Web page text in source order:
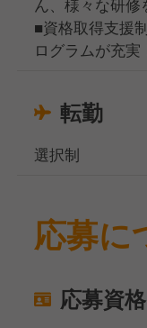
ん、様々な研
■資格取得支援
ログラムが充実
転勤
選択制
応募に
応募資格